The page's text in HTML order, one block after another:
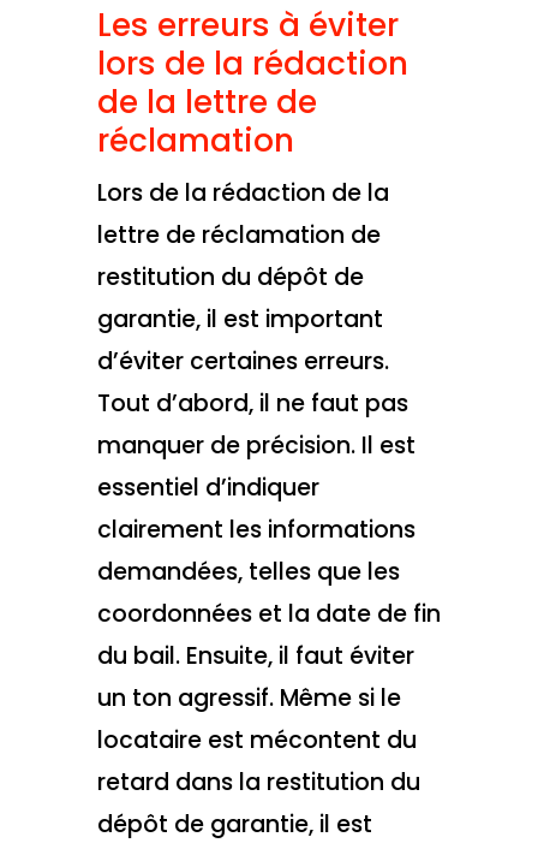
Les erreurs à éviter
lors de la rédaction
de la lettre de
réclamation
Lors de la rédaction de la
lettre de réclamation de
restitution du dépôt de
garantie, il est important
d’éviter certaines erreurs.
Tout d’abord, il ne faut pas
manquer de précision. Il est
essentiel d’indiquer
clairement les informations
demandées, telles que les
coordonnées et la date de fin
du bail. Ensuite, il faut éviter
un ton agressif. Même si le
locataire est mécontent du
retard dans la restitution du
dépôt de garantie, il est